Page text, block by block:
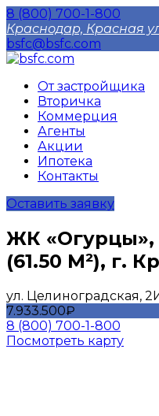
8 (800) 700-1-800
Краснодар, Красная
bsfc@bsfc.com
От застройщика
Вторичка
Коммерция
Агенты
Акции
Ипотека
Контакты
Оставить заявку
ЖК «Огурцы»,
(61.50 М²), г.
ул. Целиноградская,
7.933.500₽
8 (800) 700-1-800
Посмотреть карту